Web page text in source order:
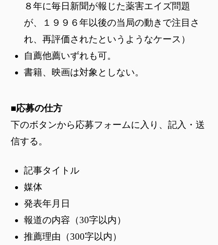
８年に毎日新聞が報じた薬害エイズ問題
が、１９９６年以後の当局の動きで注目さ
れ、再評価されたというようなケース）
自薦他薦いずれも可。
書籍、映画は対象としない。
■応募の仕方
下のボタンから応募フォームに入り、記入・送
信する。
記事タイトル
媒体
発表年月日
報道の内容（30字以内）
推薦理由（300字以内）